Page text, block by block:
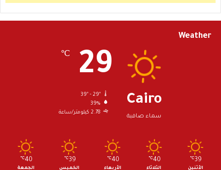
Weather
Cairo
سماء صافية
29
℃
39º - 29º
39%
2.78 كيلومتر/ساعة
39
℃
الأثنين
40
℃
الثلاثاء
40
℃
الأربعاء
39
℃
الخميس
40
℃
الجمعة